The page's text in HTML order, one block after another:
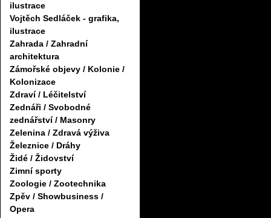
ilustrace
Vojtěch Sedláček - grafika,
ilustrace
Zahrada / Zahradní
architektura
Zámořské objevy / Kolonie /
Kolonizace
Zdraví / Léčitelství
Zednáři / Svobodné
zednářství / Masonry
Zelenina / Zdravá výživa
Železnice / Dráhy
Židé / Židovství
Zimní sporty
Zoologie / Zootechnika
Zpěv / Showbusiness /
Opera